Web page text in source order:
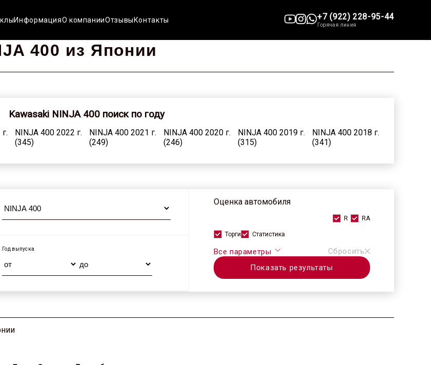
ИнформацияО компанииОтзывы Контакты +7 (922) 228-95-44
Горячая линия
400 из Японии
Kawasaki NINJA 400 поиск по году
NINJA 400 2022 г.
(345)
NINJA 400 2021 г.
(249)
NINJA 400 2020 г.
(246)
NINJA 400 2019 г.
(315)
NINJA 400 2018 г.
(341)
(240)
(199)
(158)
(147)
(98)
Год выпуска
Оценка автомобиля
R RA
Торги Статистика
Все параметры
Сбросить
Показать результаты